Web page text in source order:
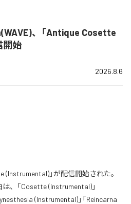
、「Antique Cosette
開始
2026.8.6
(Instrumental)」が配信開始された。
、「Cosette (Instrumental)」
(Instrumental)」「Reincarna